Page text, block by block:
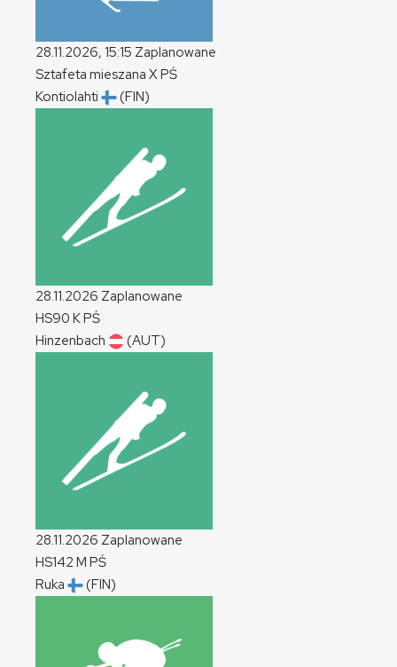
28.11.2026, 15:15 Zaplanowane
Sztafeta mieszana XPŚ
Kontiolahti
(FIN)
28.11.2026 Zaplanowane
HS90 KPŚ
Hinzenbach
(AUT)
28.11.2026 Zaplanowane
HS142M PŚ
Ruka
(FIN)